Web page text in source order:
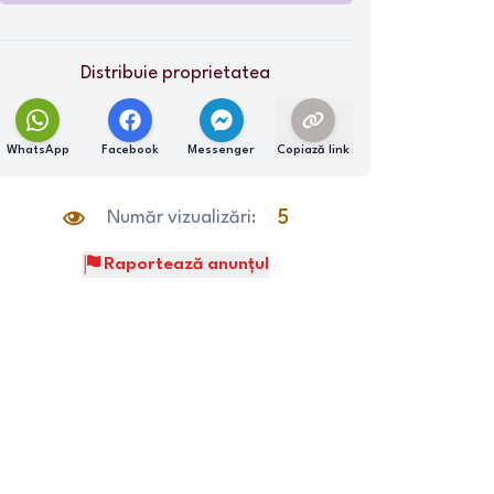
Distribuie proprietatea
WhatsApp Facebook Messenger Copiază link
Număr vizualizări: 5
Raportează anunțul